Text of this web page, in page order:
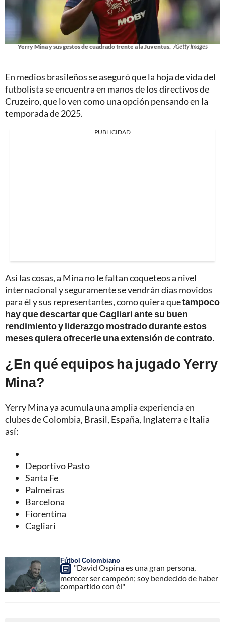
Yerry Mina y sus gestos de cuadrado frente a la Juventus. /Getty Images
En medios brasileños se aseguró que la hoja de vida del
futbolista se encuentra en manos de los directivos de
Cruzeiro, que lo ven como una opción pensando en la
temporada de 2025.
PUBLICIDAD
Así las cosas, a Mina no le faltan coqueteos a nivel
internacional y seguramente se vendrán días movidos
para él y sus representantes, como quiera quetampoco
hay que descartar que Cagliari ante su buen
rendimiento y liderazgo mostrado durante estos
meses quiera ofrecerle una extensión de contrato.
¿En qué equipos ha jugado Yerry
Mina?
Yerry Mina ya acumula una amplia experiencia en
clubes de Colombia, Brasil, España, Inglaterra e Italia
así:
Deportivo Pasto
Santa Fe
Palmeiras
Barcelona
Fiorentina
Cagliari
Fútbol Colombiano
"David Ospina es una gran persona,
merecer ser campeón; soy bendecido de haber
compartido con él"